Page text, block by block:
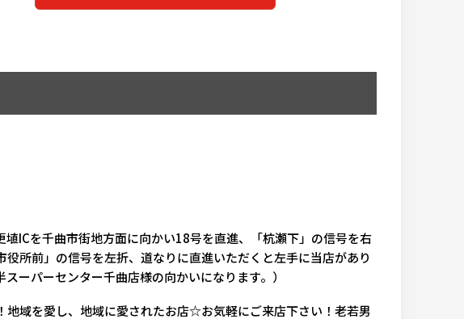
埴ICを千曲市街地方面に向かい18号を直進、「杭瀬下」の信号を右
役所前」の信号を左折、道なりに直進いただくと左手に当店があり
スーパーセンター千曲店様の向かいになります。）
地域を愛し、地域に愛されたお店☆お気軽にご来店下さい！老若男